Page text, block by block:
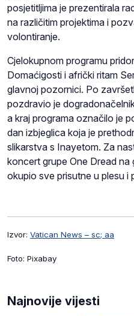
posjetitljima je prezentirala
na različitim projektima i
volontiranje.
Cjelokupnom programu
Domaćigosti i afrički ritam
glavnoj pozornici. Po
pozdravio je
a kraj programa označilo je
dan izbjeglica koja je
slikarstva s Inayetom. Za
koncert grupe One Dread
okupio sve prisutne u plesu i
Izvor: Vatican News – sc; aa
Foto: Pixabay
Najnovije vijesti